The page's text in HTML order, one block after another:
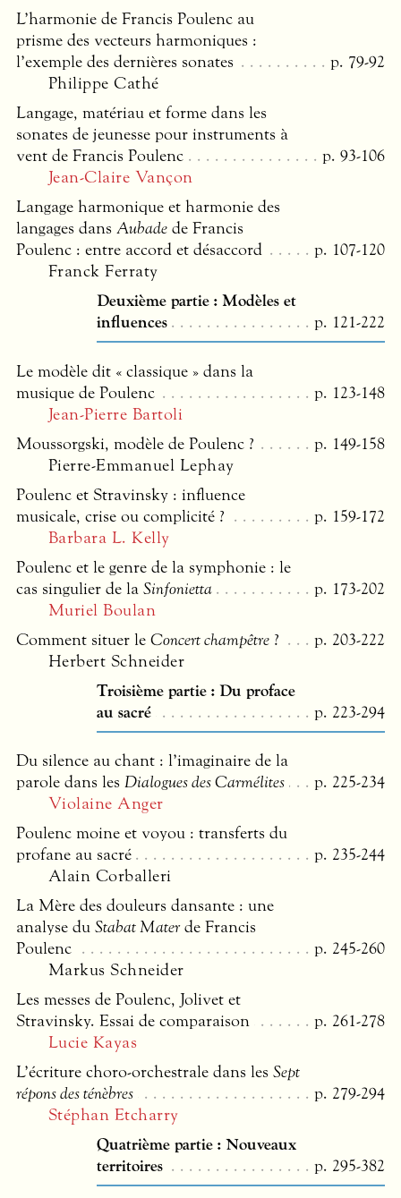
L’harmonie de Francis Poulenc au
prisme des vecteurs harmoniques :
l’exemple des dernières sonates
p. 79-92
Philippe Cathé
Langage, matériau et forme dans les
sonates de jeunesse pour instruments à
vent de Francis Poulenc
p. 93-106
Jean-Claire Vançon
Langage harmonique et harmonie des
langages dans Aubade de Francis
Poulenc : entre accord et désaccord
p. 107-120
Franck Ferraty
Deuxième partie : Modèles et
influences
p. 121-222
Le modèle dit « classique » dans la
musique de Poulenc
p. 123-148
Jean-Pierre Bartoli
Moussorgski, modèle de Poulenc ?
p. 149-158
Pierre-Emmanuel Lephay
Poulenc et Stravinsky : influence
musicale, crise ou complicité ?
p. 159-172
Barbara L. Kelly
Poulenc et le genre de la symphonie : le
cas singulier de la Sinfonietta
p. 173-202
Muriel Boulan
Comment situer le Concert champêtre ?
p. 203-222
Herbert Schneider
Troisième partie : Du proface
au sacré
p. 223-294
Du silence au chant : l’imaginaire de la
parole dans les Dialogues des Carmélites
p. 225-234
Violaine Anger
Poulenc moine et voyou : transferts du
profane au sacré
p. 235-244
Alain Corballeri
La Mère des douleurs dansante : une
analyse du Stabat Materde Francis
Poulenc
p. 245-260
Markus Schneider
Les messes de Poulenc, Jolivet et
Stravinsky. Essai de comparaison
p. 261-278
Lucie Kayas
L’écriture choro-orchestrale dans les Sept
répons des ténèbres
p. 279-294
Stéphan Etcharry
Quatrième partie : Nouveaux
territoires
p. 295-382